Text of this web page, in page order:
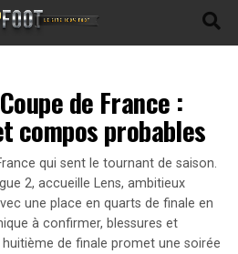
de France :
compos probables
qui sent le tournant de saison.
2, accueille Lens, ambitieux
une place en quarts de finale en
à confirmer, blessures et
de finale promet une soirée